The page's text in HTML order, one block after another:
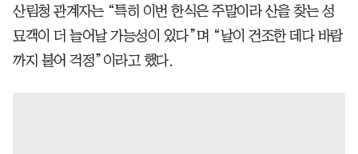
산림청 관계자는 “특히 이번 한식은 주말이라 산을 찾는 성
묘객이 더 늘어날 가능성이 있다”며 “날이 건조한 데다 바람
까지 불어 걱정”이라고 했다.